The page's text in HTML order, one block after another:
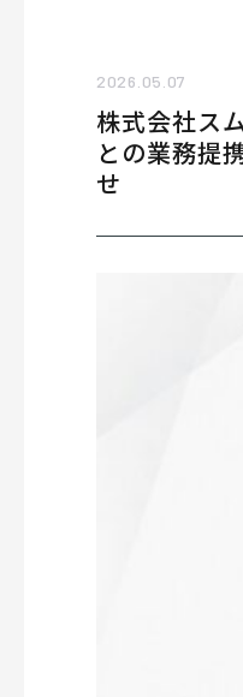
2026.05.07
株式会社ス
との業務提
せ